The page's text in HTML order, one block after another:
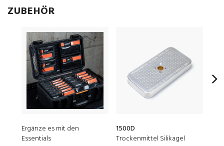
ZUBEHÖR
Ergänze es mit den
Essentials
1500D
Trockenmittel Silikagel